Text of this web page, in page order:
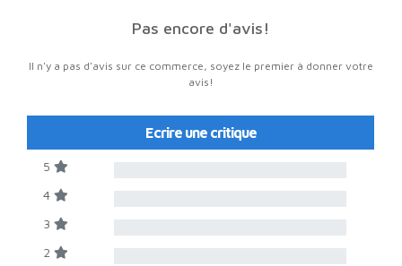
Pas encore d'avis!
Il n'y a pas d'avis sur ce commerce, soyez le premier à donner votre
avis!
Ecrire une critique
5
4
3
2